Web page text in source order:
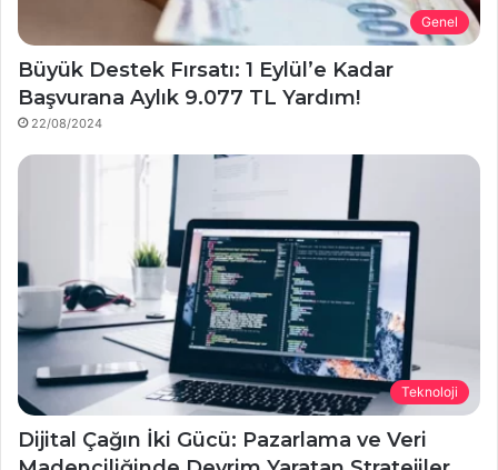
Genel
Büyük Destek Fırsatı: 1 Eylül’e Kadar
Başvurana Aylık 9.077 TL Yardım!
22/08/2024
Teknoloji
Dijital Çağın İki Gücü: Pazarlama ve Veri